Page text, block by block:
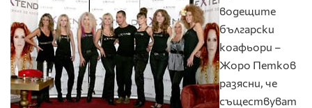
водещите
български
коафьори –
Жоро Петков
разясни, че
съществуват